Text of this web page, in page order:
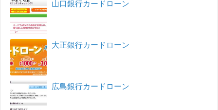
山口銀行カードローン
大正銀行カードローン
広島銀行カードローン